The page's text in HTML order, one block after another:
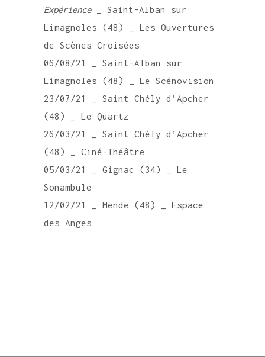
Expérience_ Saint-Alban sur
Limagnoles (48) _ Les Ouvertures
de Scènes Croisées
06/08/21 _ Saint-Alban sur
Limagnoles (48) _ Le Scénovision
23/07/21 _ Saint Chély d’Apcher
(48) _ Le Quartz
26/03/21 _ Saint Chély d’Apcher
(48) _ Ciné-Théâtre
05/03/21 _ Gignac (34) _ Le
Sonambule
12/02/21 _ Mende (48) _ Espace
des Anges